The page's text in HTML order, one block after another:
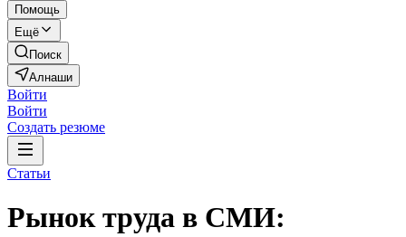
Помощь
Ещё
Поиск
Алнаши
Войти
Войти
Создать резюме
Статьи
Рынок труда в СМИ: